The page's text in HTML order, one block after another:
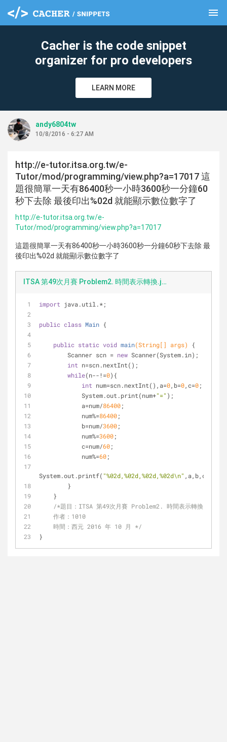
menu
Cacher is the code snippet
organizer for pro developers
LEARN MORE
andy6804tw
10/8/2016 - 6:27 AM
http://e-tutor.itsa.org.tw/e-
Tutor/mod/programming/view.php?a=17017 這
題很簡單一天有86400秒一小時3600秒一分鐘60
秒下去除 最後印出%02d 就能顯示數位數字了
http://e-tutor.itsa.org.tw/e-
Tutor/mod/programming/view.php?a=17017
這題很簡單一天有86400秒一小時3600秒一分鐘60秒下去除 最
後印出%02d 就能顯示數位數字了
ITSA 第49次月賽 Problem2. 時間表示轉換.java
import java.util.*;
public class Main {
public static void main(String[] args)
{
        Scanner scn =
new Scanner(System.in);
int n=scn.nextInt();
while(n--!=0){
int num=scn.nextInt(),a=0,b=0,c=0;
            System.out.print(num+
"=" );
            a=num/
86400;
            num%=
86400;
            b=num/
3600;
            num%=
3600;
            c=num/
60;
            num%=
60;
System.out.printf( "%02d,%02d,%02d,%02d\n"
        }
    }
/*題目：ITSA 第49次月賽 Problem2. 時間表示轉換
    作者：1010
    時間：西元 2016 年 10 月 */
}
clear